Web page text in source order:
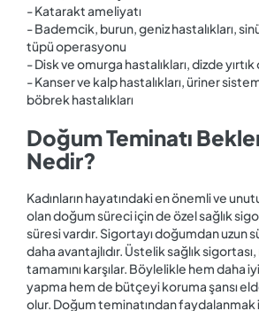
- Katarakt ameliyatı
- Bademcik, burun, geniz hastalıkları,
tüpü operasyonu
- Disk ve omurga hastalıkları, dizde yırtık
- Kanser ve kalp hastalıkları, üriner
böbrek hastalıkları
Doğum Teminatı
Nedir?
Kadınların hayatındaki en önemli ve
olan doğum süreci için de özel sağlık
süresi vardır. Sigortayı doğumdan uzun
daha avantajlıdır. Üstelik sağlık
tamamını karşılar. Böylelikle hem daha
yapma hem de bütçeyi koruma şansı
olur. Doğum teminatından